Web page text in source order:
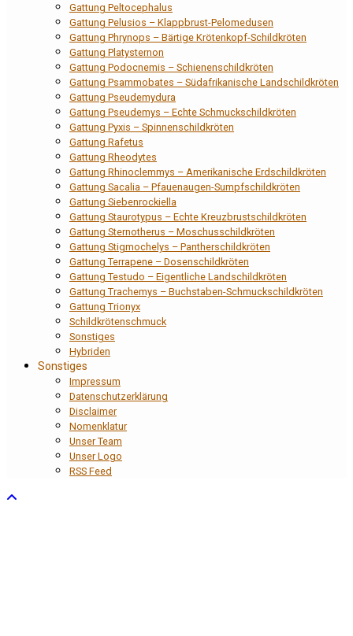
Gattung Peltocephalus
Gattung Pelusios – Klappbrust-Pelomedusen
Gattung Phrynops – Bärtige Krötenkopf-Schildkröten
Gattung Platysternon
Gattung Podocnemis – Schienenschildkröten
Gattung Psammobates – Südafrikanische Landschildkröten
Gattung Pseudemydura
Gattung Pseudemys – Echte Schmuckschildkröten
Gattung Pyxis – Spinnenschildkröten
Gattung Rafetus
Gattung Rheodytes
Gattung Rhinoclemmys – Amerikanische Erdschildkröten
Gattung Sacalia – Pfauenaugen-Sumpfschildkröten
Gattung Siebenrockiella
Gattung Staurotypus – Echte Kreuzbrustschildkröten
Gattung Sternotherus – Moschusschildkröten
Gattung Stigmochelys – Pantherschildkröten
Gattung Terrapene – Dosenschildkröten
Gattung Testudo – Eigentliche Landschildkröten
Gattung Trachemys – Buchstaben-Schmuckschildkröten
Gattung Trionyx
Schildkrötenschmuck
Sonstiges
Hybriden
Sonstiges
Impressum
Datenschutzerklärung
Disclaimer
Nomenklatur
Unser Team
Unser Logo
RSS Feed